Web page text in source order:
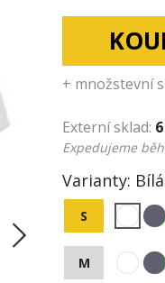
+ množstevní
Externí sklad:
Expedujeme
Varianty: Bílá
S
M